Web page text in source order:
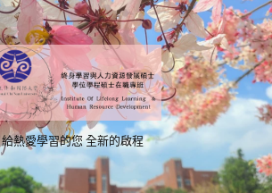
給熱愛學習的您 全新的啟程